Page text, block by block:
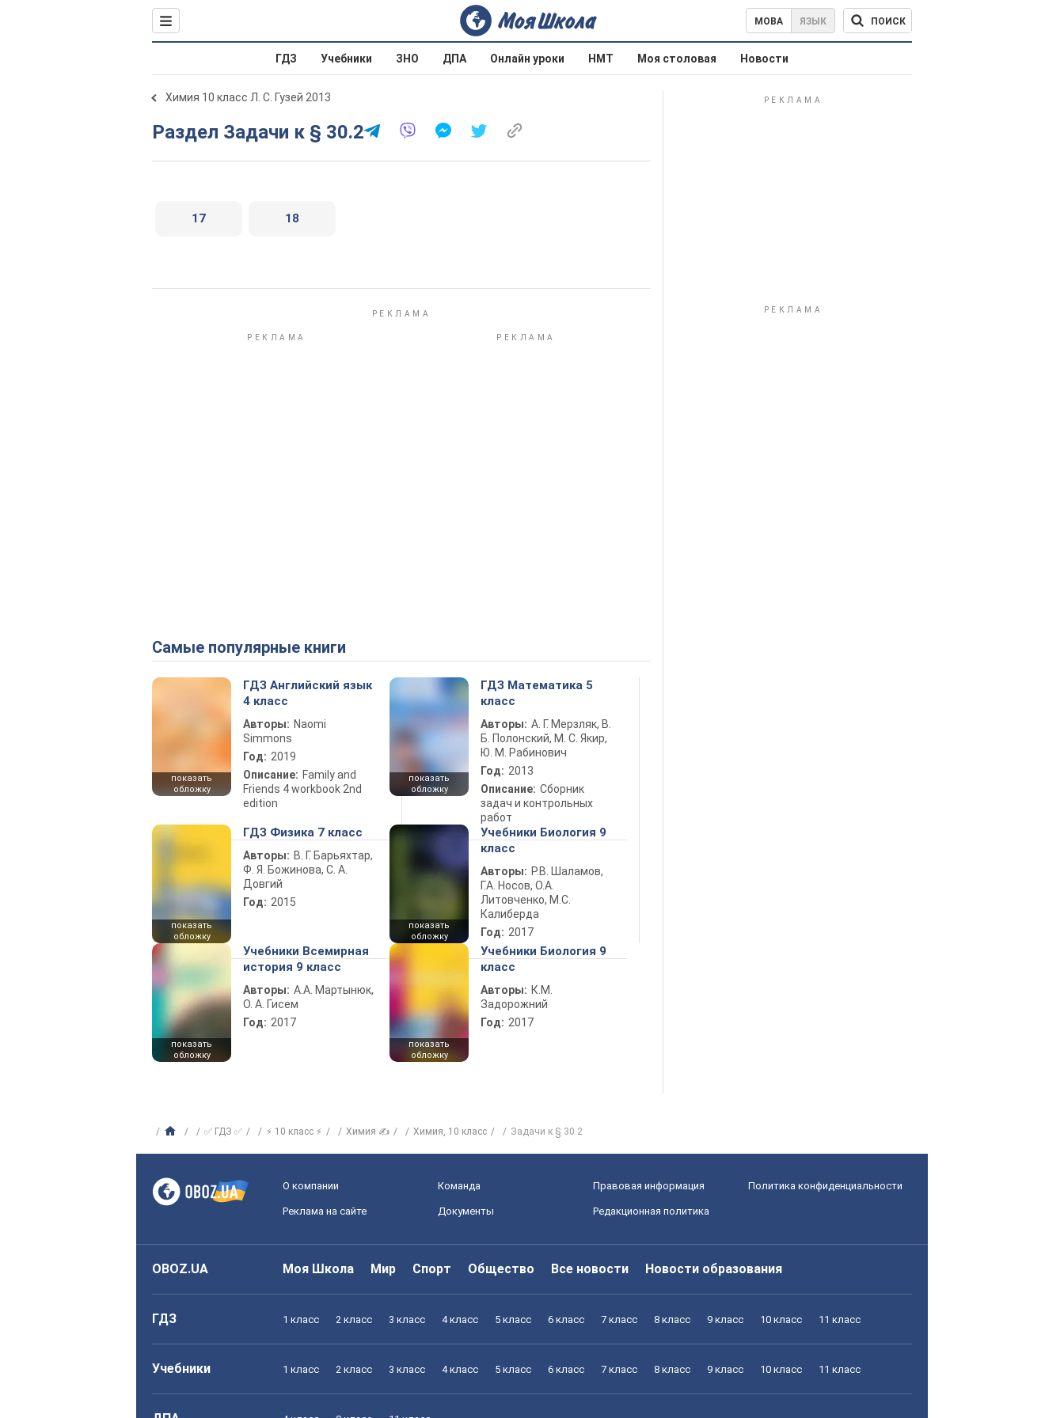
МОВА ЯЗЫК ПОИСК
ГДЗ Учебники ЗНО ДПА Онлайн уроки НМТ Моя столовая Новости
Химия 10 класс Л. С. Гузей 2013
Раздел Задачи к § 30.2
17 18
Самые популярные книги
показать
обложку
ГДЗ Английский язык
4 класс
Авторы: Naomi
Simmons
Год: 2019
Описание: Family and
Friends 4 workbook 2nd
edition
показать
обложку
ГДЗ Математика 5
класс
Авторы: А. Г. Мерзляк, В.
Б. Полонский, М. С. Якир,
Ю. М. Рабинович
Год: 2013
Описание: Сборник
задач и контрольных
работ
показать
обложку
ГДЗ Физика 7 класс
Авторы: В. Г. Барьяхтар,
Ф. Я. Божинова, С. А.
Довгий
Год: 2015
показать
обложку
Учебники Биология 9
класс
Авторы: Р.В. Шаламов,
Г.А. Носов, О.А.
Литовченко, М.С.
Калиберда
Год: 2017
показать
обложку
Учебники Всемирная
история 9 класс
Авторы: А.А. Мартынюк,
О. А. Гисем
Год: 2017
показать
обложку
Учебники Биология 9
класс
Авторы: К.М.
Задорожний
Год: 2017
✅ ГДЗ ✅ ⚡ 10 класс ⚡ Химия ✍ Химия, 10 класс Задачи к § 30.2
О компании Команда Правовая информация Политика конфиденциальности
Реклама на сайте Документы Редакционная политика
OBOZ.UA Моя Школа Мир Спорт Общество Все новости Новости образования
ГДЗ 1 класс 2 класс 3 класс 4 класс 5 класс 6 класс 7 класс 8 класс 9 класс 10 класс 11 класс
Учебники 1 класс 2 класс 3 класс 4 класс 5 класс 6 класс 7 класс 8 класс 9 класс 10 класс 11 класс